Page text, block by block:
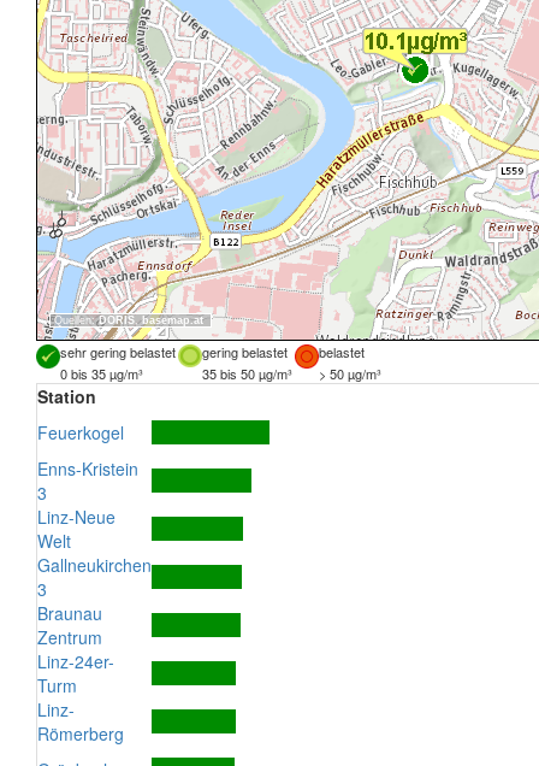
Quellen:DORIS, basemap.at
sehr gering belastet gering belastet
belastet
0 bis 35 µg/m³
35 bis 50 µg/m³ > 50 µg/m³
Station
Feuerkogel
Enns-Kristein
3
Linz-Neue
Welt
Gallneukirchen
3
Braunau
Zentrum
Linz-24er-
Turm
Linz-
Römerberg